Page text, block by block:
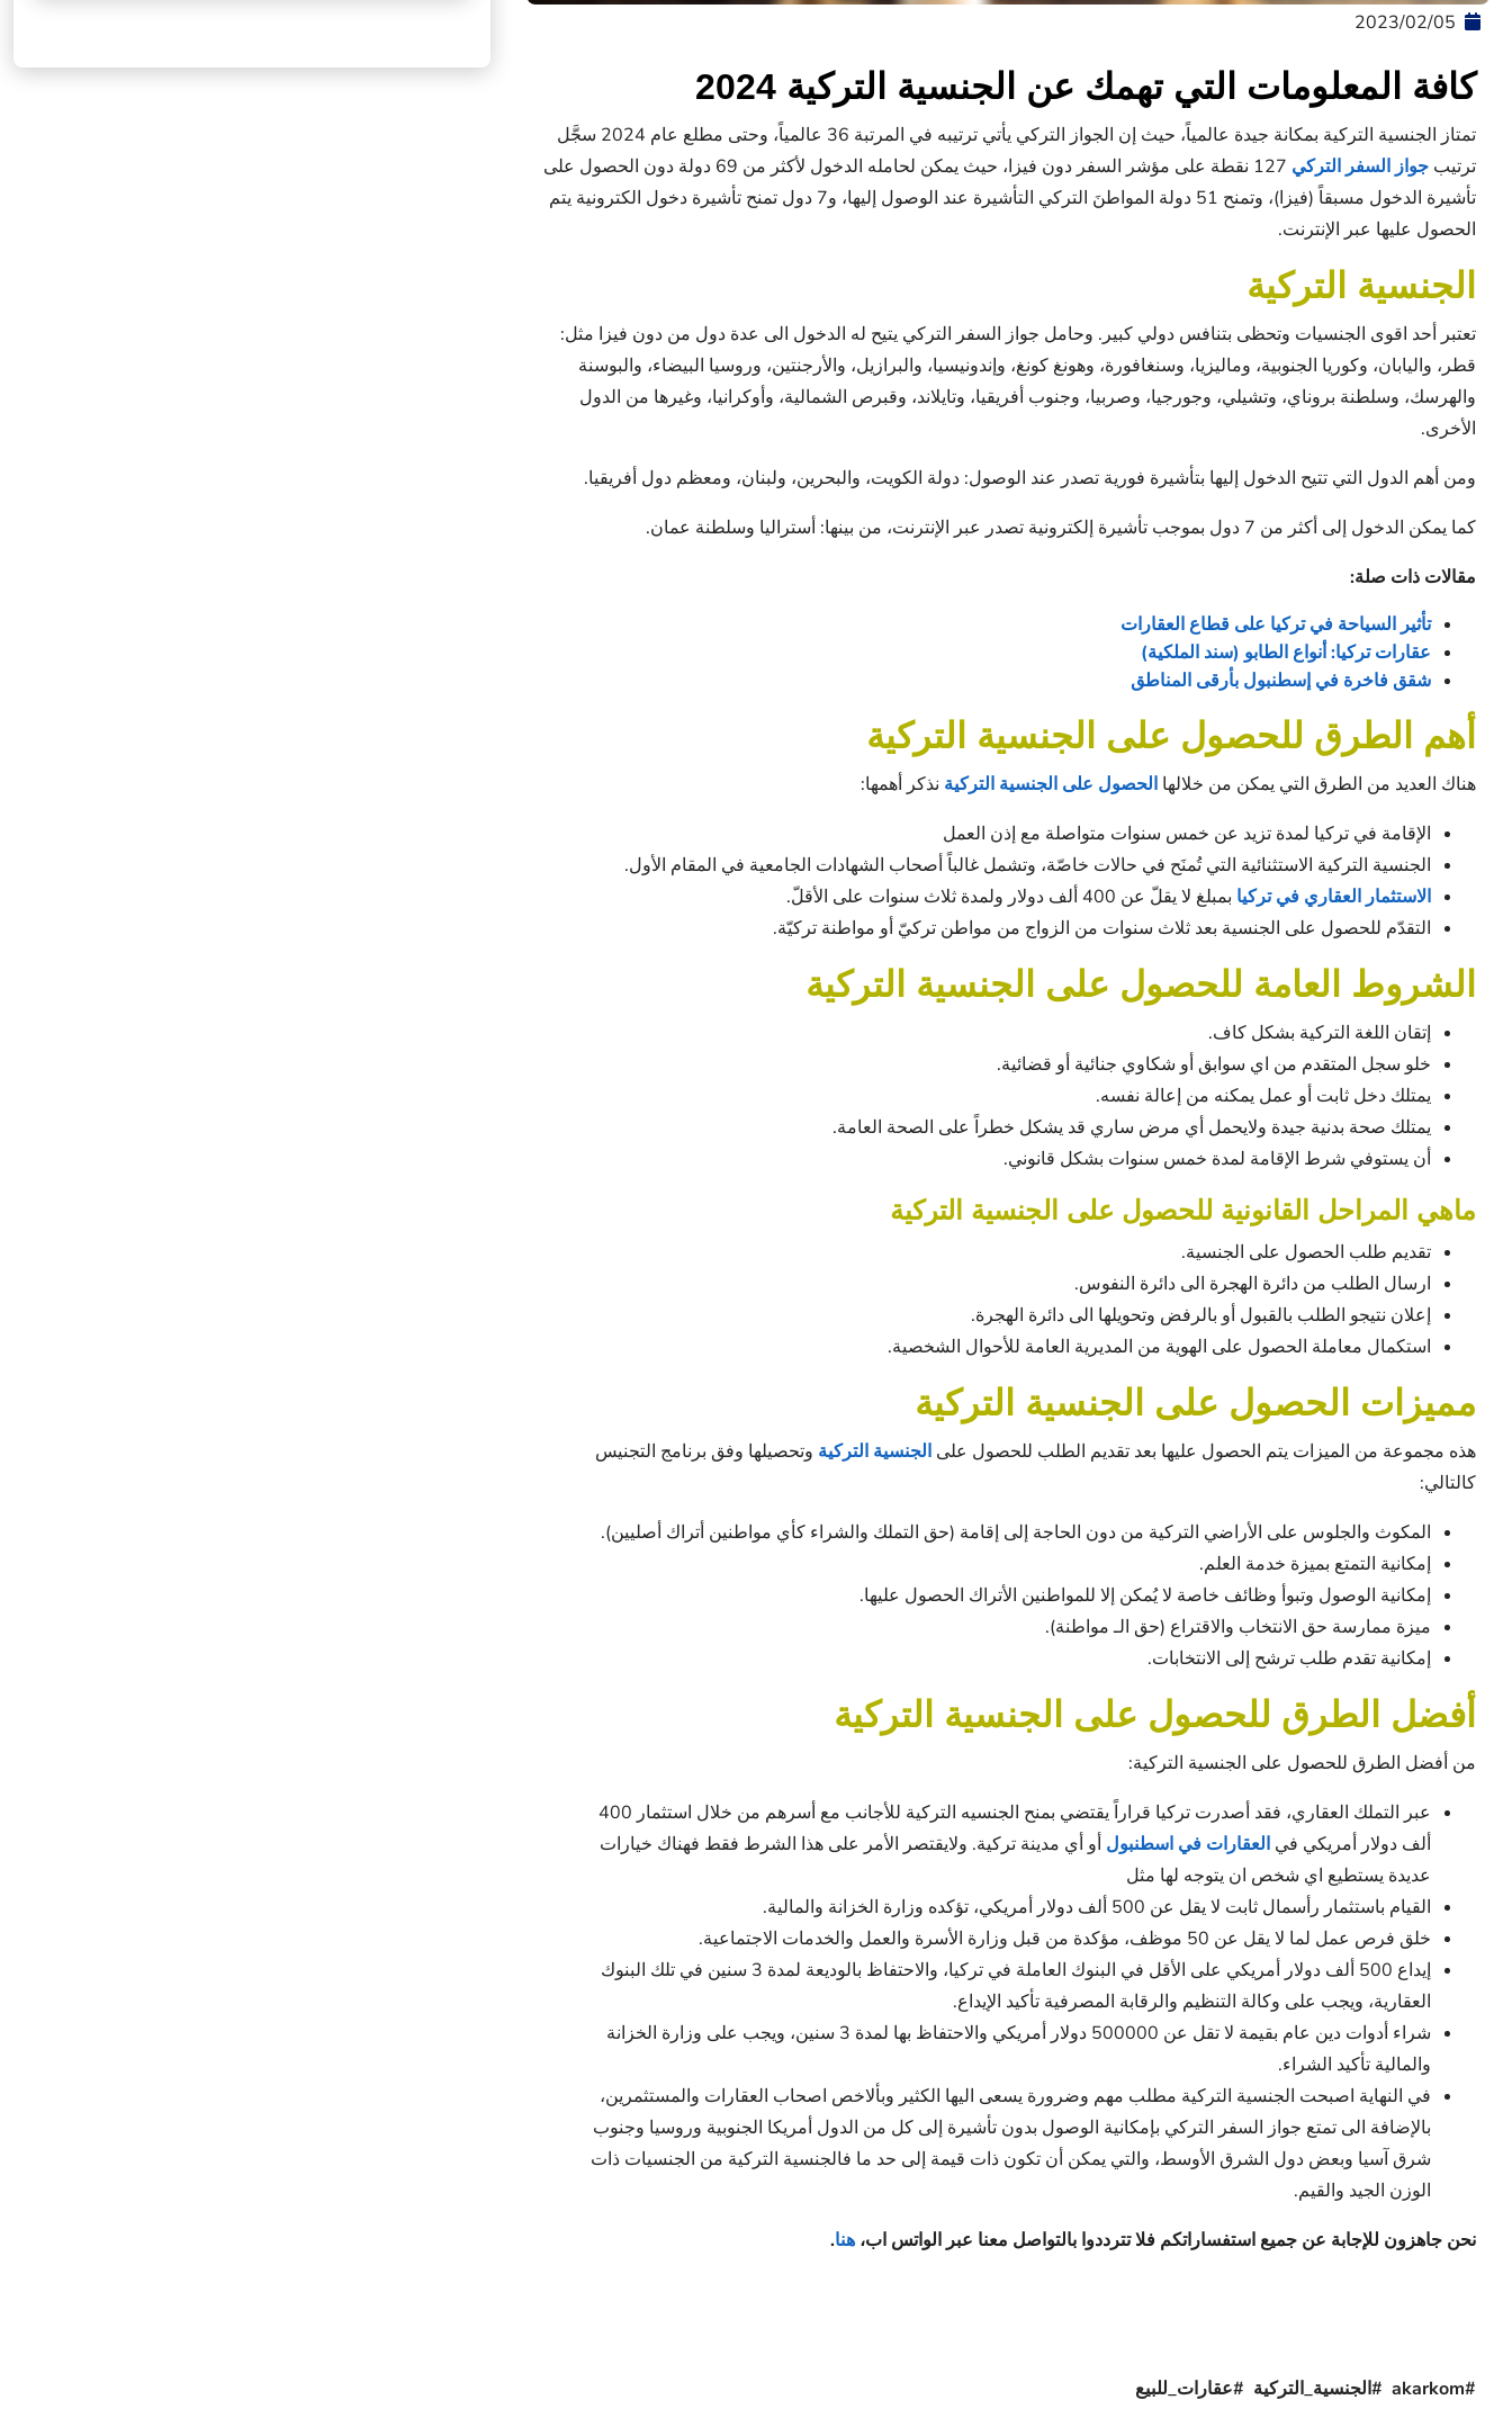
05‏/02‏/2023
كافة المعلومات التي تهمك عن الجنسية التركية 2024
تمتاز الجنسية التركية بمكانة جيدة عالمياً، حيث إن الجواز التركي يأتي ترتيبه في المرتبة 36 عالمياً، وحتى مطلع عام 2024 سجَّل
ترتيب جواز السفر التركي
127 نقطة على مؤشر السفر دون فيزا، حيث يمكن لحامله الدخول لأكثر من 69 دولة دون الحصول على
تأشيرة الدخول مسبقاً (فيزا)، وتمنح 51 دولة المواطنَ التركي التأشيرة عند الوصول إليها، و7 دول تمنح تأشيرة دخول الكترونية يتم
الحصول عليها عبر الإنترنت.
الجنسية التركية
تعتبر أحد اقوى الجنسيات وتحظى بتنافس دولي كبير. وحامل جواز السفر التركي يتيح له الدخول الى عدة دول من دون فيزا مثل:
قطر، واليابان، وكوريا الجنوبية، وماليزيا، وسنغافورة، وهونغ كونغ، وإندونيسيا، والبرازيل، والأرجنتين، وروسيا البيضاء، والبوسنة
والهرسك، وسلطنة بروناي، وتشيلي، وجورجيا، وصربيا، وجنوب أفريقيا، وتايلاند، وقبرص الشمالية، وأوكرانيا، وغيرها من الدول
الأخرى.
ومن أهم الدول التي تتيح الدخول إليها بتأشيرة فورية تصدر عند الوصول: دولة الكويت، والبحرين، ولبنان، ومعظم دول أفريقيا.
كما يمكن الدخول إلى أكثر من 7 دول بموجب تأشيرة إلكترونية تصدر عبر الإنترنت، من بينها: أستراليا وسلطنة عمان.
مقالات ذات صلة:
تأثير السياحة في تركيا على قطاع العقارات
عقارات تركيا: أنواع الطابو (سند الملكية)
شقق فاخرة في إسطنبول بأرقى المناطق
أهم الطرق للحصول على الجنسية التركية
هناك العديد من الطرق التي يمكن من خلالها الحصول على الجنسية التركية نذكر أهمها:
الإقامة في تركيا لمدة تزيد عن خمس سنوات متواصلة مع إذن العمل
الجنسية التركية الاستثنائية التي تُمنَح في حالات خاصّة، وتشمل غالباً أصحاب الشهادات الجامعية في المقام الأول.
الاستثمار العقاري في تركيا بمبلغ لا يقلّ عن 400 ألف دولار ولمدة ثلاث سنوات على الأقلّ.
التقدّم للحصول على الجنسية بعد ثلاث سنوات من الزواج من مواطن تركيّ أو مواطنة تركيّة.
الشروط العامة للحصول على الجنسية التركية
إتقان اللغة التركية بشكل كاف.
خلو سجل المتقدم من اي سوابق أو شكاوي جنائية أو قضائية.
يمتلك دخل ثابت أو عمل يمكنه من إعالة نفسه.
يمتلك صحة بدنية جيدة ولايحمل أي مرض ساري قد يشكل خطراً على الصحة العامة.
أن يستوفي شرط الإقامة لمدة خمس سنوات بشكل قانوني.
ماهي المراحل القانونية للحصول على الجنسية التركية
تقديم طلب الحصول على الجنسية.
ارسال الطلب من دائرة الهجرة الى دائرة النفوس.
إعلان نتيجو الطلب بالقبول أو بالرفض وتحويلها الى دائرة الهجرة.
استكمال معاملة الحصول على الهوية من المديرية العامة للأحوال الشخصية.
مميزات الحصول على الجنسية التركية
هذه مجموعة من الميزات يتم الحصول عليها بعد تقديم الطلب للحصول على الجنسية التركية وتحصيلها وفق برنامج التجنيس
كالتالي:
المكوث والجلوس على الأراضي التركية من دون الحاجة إلى إقامة (حق التملك والشراء كأي مواطنين أتراك أصليين).
إمكانية التمتع بميزة خدمة العلم.
إمكانية الوصول وتبوأ وظائف خاصة لا يُمكن إلا للمواطنين الأتراك الحصول عليها.
ميزة ممارسة حق الانتخاب والاقتراع (حق الـ مواطنة).
إمكانية تقدم طلب ترشح إلى الانتخابات.
أفضل الطرق للحصول على الجنسية التركية
من أفضل الطرق للحصول على الجنسية التركية:
عبر التملك العقاري، فقد أصدرت تركيا قراراً يقتضي بمنح الجنسيه التركية للأجانب مع أسرهم من خلال استثمار 400
ألف دولار أمريكي في العقارات في اسطنبول أو أي مدينة تركية. ولايقتصر الأمر على هذا الشرط فقط فهناك خيارات
عديدة يستطيع اي شخص ان يتوجه لها مثل
القيام باستثمار رأسمال ثابت لا يقل عن 500 ألف دولار أمريكي، تؤكده وزارة الخزانة والمالية.
خلق فرص عمل لما لا يقل عن 50 موظف، مؤكدة من قبل وزارة الأسرة والعمل والخدمات الاجتماعية.
إيداع 500 ألف دولار أمريكي على الأقل في البنوك العاملة في تركيا، والاحتفاظ بالوديعة لمدة 3 سنين في تلك البنوك
العقارية، ويجب على وكالة التنظيم والرقابة المصرفية تأكيد الإيداع.
شراء أدوات دين عام بقيمة لا تقل عن 500000 دولار أمريكي والاحتفاظ بها لمدة 3 سنين، ويجب على وزارة الخزانة
والمالية تأكيد الشراء.
في النهاية اصبحت الجنسية التركية مطلب مهم وضرورة يسعى اليها الكثير وبألاخص اصحاب العقارات والمستثمرين،
بالإضافة الى تمتع جواز السفر التركي بإمكانية الوصول بدون تأشيرة إلى كل من الدول أمريكا الجنوبية وروسيا وجنوب
شرق آسيا وبعض دول الشرق الأوسط، والتي يمكن أن تكون ذات قيمة إلى حد ما فالجنسية التركية من الجنسيات ذات
الوزن الجيد والقيم.
نحن جاهزون للإجابة عن جميع استفساراتكم فلا تترددوا بالتواصل معنا عبر الواتس اب، هنا.
#akarkom #الجنسية_التركية #عقارات_للبيع